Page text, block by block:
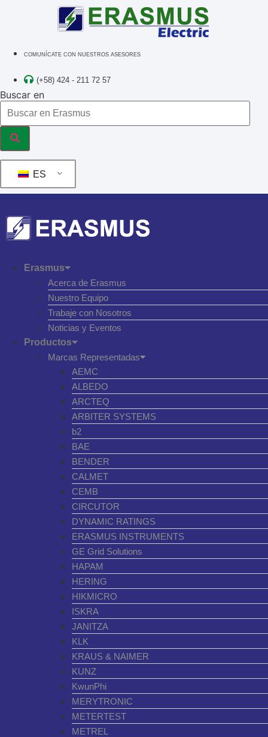
COMUNÍCATE CON NUESTROS ASESORES
(+58) 424 - 211 72 57
Buscar en
ES
Erasmus
Acerca de Erasmus
Nuestro Equipo
Trabaje con Nosotros
Noticias y Eventos
Productos
Marcas Representadas
AEMC
ALBEDO
ARCTEQ
ARBITER SYSTEMS
b2
BAE
BENDER
CALMET
CEMB
CIRCUTOR
DYNAMIC RATINGS
ERASMUS INSTRUMENTS
GE Grid Solutions
HAPAM
HERING
HIKMICRO
ISKRA
JANITZA
KLK
KRAUS & NAIMER
KUNZ
KwunPhi
MERYTRONIC
METERTEST
METREL